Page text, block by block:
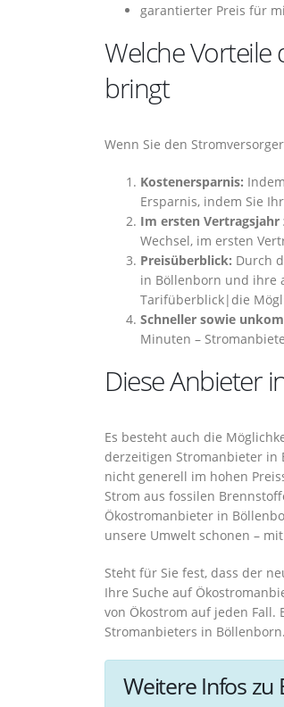
garantierter Preis für
Welche
bringt
Wenn Sie den
Kostenersparnis:
Ersparnis, indem Sie
Im ersten
Wechsel, im ersten
Preisüberblick: Durch
in Böllenborn und ihre
Tarifüberblick|die
Schneller sowie
Minuten –
Diese Anbieter
Es besteht auch die
derzeitigen Stromanbieter in
nicht generell im hohen
Strom aus fossilen
Ökostromanbieter in
unsere Umwelt schonen –
Steht für Sie fest, dass der
Ihre Suche auf
von Ökostrom auf jeden Fall.
Stromanbieters in
Weitere Infos zu